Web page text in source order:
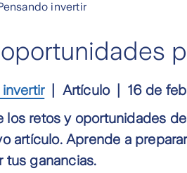
invertir
Artículo 16 de
los retos y oportunidades
artículo. Aprende a
tus ganancias.